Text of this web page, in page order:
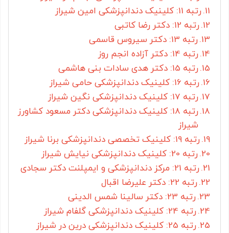
رتبه 11: کلینیک دندانپزشکی امین شیراز
رتبه 12: دکتر رضا کاتبی
رتبه 13: دکتر سیروس قاسمی
رتبه 14: دکتر آزاده انجم روز
رتبه 15: دکتر هدی سادات بنی هاشمی
رتبه 16: کلینیک دندانپزشکی حامی شیراز
رتبه 17: کلینیک دندانپزشکی نگین شیراز
رتبه 18: کلینیک دندانپزشکی دکتر مسعود کشاورز
شیراز
رتبه 19: کلینیک تخصصی دندانپزشکی برنا شیراز
رتبه 20: کلینیک دندانپزشکی نیایش شیراز
رتبه 21: مرکز دندانپزشکی و ایمپلنت دکتر سجادی
رتبه 22: دکتر علیرضا اقبال
رتبه 23: دکتر سالینا شمس الدینی
رتبه 24: کلینیک دندانپزشکی گلفام شیراز
رتبه 25: کلینیک دندانپزشکی درین در شیراز